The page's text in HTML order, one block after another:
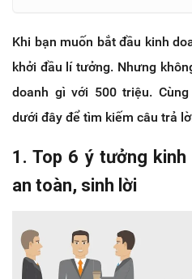
Khi bạn muốn bắt đầu kinh
khởi đầu lí tưởng. Nhưng
doanh gì với 500 triệu. Cùng
dưới đây để tìm kiếm câu trả
1. Top 6 ý tưởng
an toàn, sinh lời